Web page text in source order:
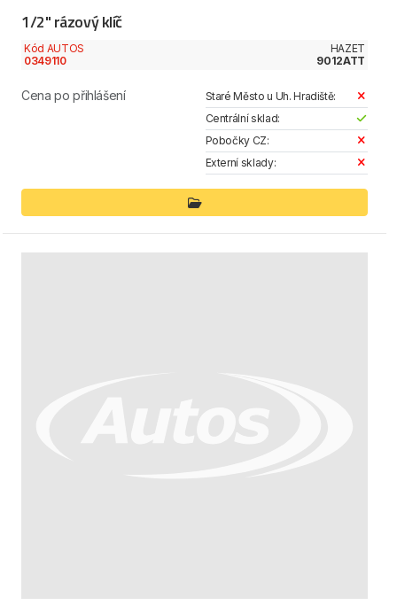
1/2" rázový klíč
Kód AUTOS
0349110
HAZET
9012ATT
Cena po přihlášení
Staré Město u Uh. Hradiště:
Centrální sklad:
Pobočky CZ:
Externí sklady: